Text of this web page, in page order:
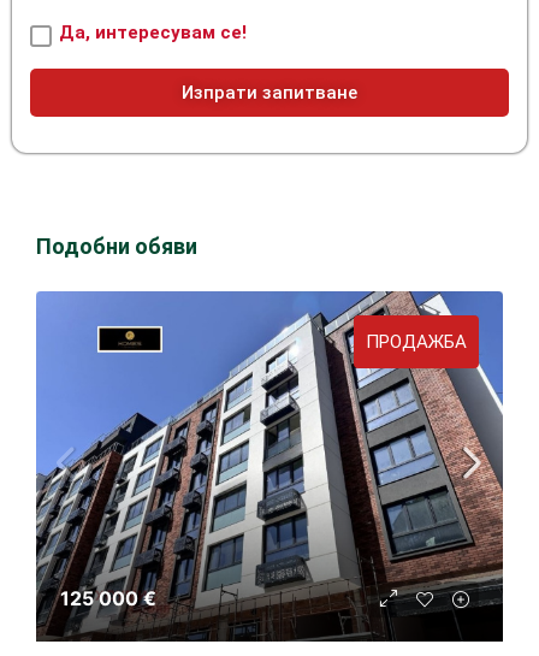
Да, интересувам се!
Изпрати запитване
Подобни обяви
ПРОДАЖБА
125 000 €